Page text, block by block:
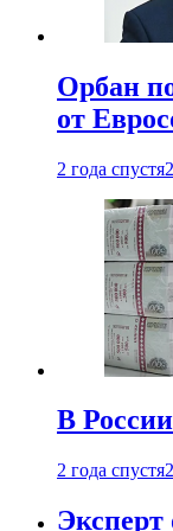
Орбан
от
2 года спустя
В
2 года спустя
Эксперт